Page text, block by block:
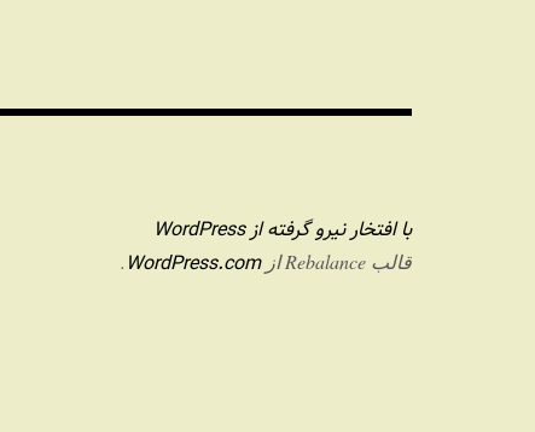
با افتخار نیرو گرفته از WordPress
قالب Rebalance از WordPress.com
.